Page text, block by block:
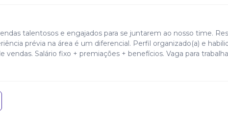
talentosos e engajados para se juntarem ao nosso time.
prévia na área é um diferencial. Perfil organizado(a) e
Salário fixo + premiações + benefícios. Vaga para